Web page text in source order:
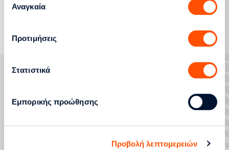
των υπηρεσιών τους.
συγκατάθεσης
Αναγκαία
Προτιμήσεις
Στατιστικά
Εμπορικής προώθησης
Προβολή λεπτομερειών
Περισσότερα
ΑΙΤΗΜΑΤΑ ΕΞΥΠΗΡΕΤΗΣΗΣ